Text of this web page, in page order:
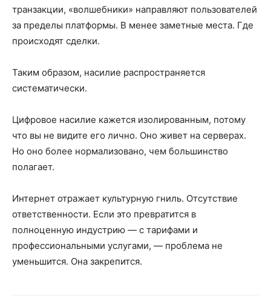
транзакции, «волшебники» направляют пользователей
за пределы платформы. В менее заметные места. Где
происходят сделки.
Таким образом, насилие распространяется
систематически.
Цифровое насилие кажется изолированным, потому
что вы не видите его лично. Оно живет на серверах.
Но оно более нормализовано, чем большинство
полагает.
Интернет отражает культурную гниль. Отсутствие
ответственности. Если это превратится в
полноценную индустрию — с тарифами и
профессиональными услугами, — проблема не
уменьшится. Она закрепится.